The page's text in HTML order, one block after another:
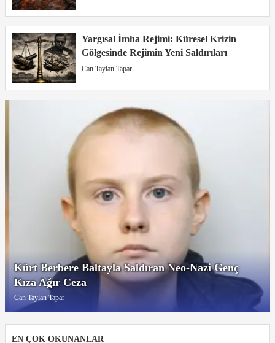
Yargısal İmha Rejimi: Küresel Krizin
Gölgesinde Rejimin Yeni Saldırıları
Can Taylan Tapar
Kürt Berbere Baltayla Saldıran Neo-Nazi Genç
Kıza Ağır Ceza
Can Taylan Tapar
EN ÇOK OKUNANLAR